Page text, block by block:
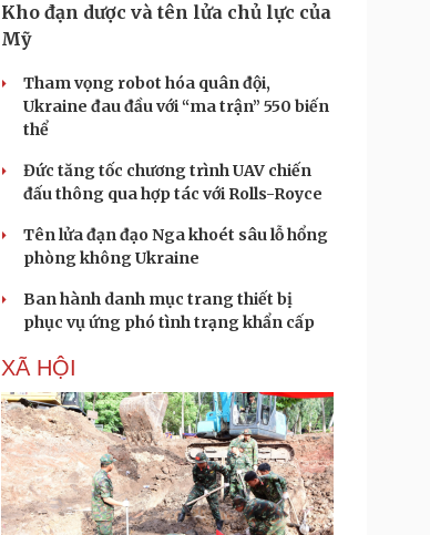
Kho đạn dược và tên lửa chủ lực của
Mỹ
Tham vọng robot hóa quân đội,
Ukraine đau đầu với “ma trận” 550 biến
thể
Đức tăng tốc chương trình UAV chiến
đấu thông qua hợp tác với Rolls-Royce
Tên lửa đạn đạo Nga khoét sâu lỗ hổng
phòng không Ukraine
Ban hành danh mục trang thiết bị
phục vụ ứng phó tình trạng khẩn cấp
XÃ HỘI